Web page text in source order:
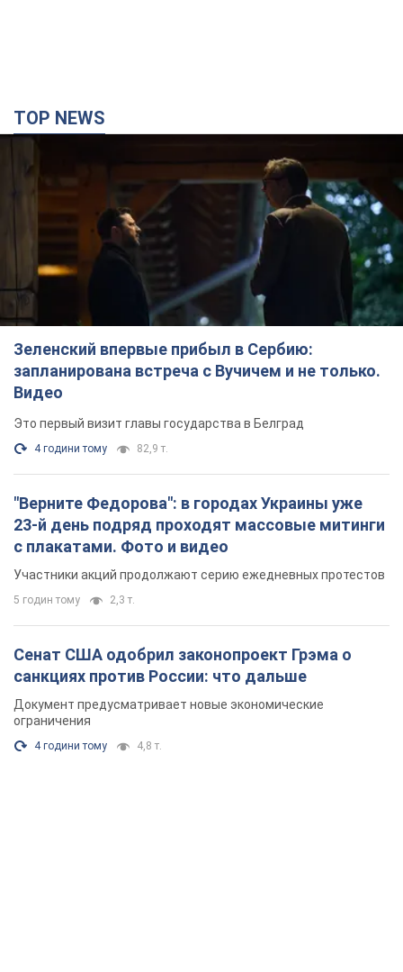
TOP NEWS
Зеленский впервые прибыл в Сербию:
запланирована встреча с Вучичем и не только.
Видео
Это первый визит главы государства в Белград
4 години тому 82,9 т.
"Верните Федорова": в городах Украины уже
23-й день подряд проходят массовые митинги
с плакатами. Фото и видео
Участники акций продолжают серию ежедневных протестов
5 годин тому 2,3 т.
Сенат США одобрил законопроект Грэма о
санкциях против России: что дальше
Документ предусматривает новые экономические
ограничения
4 години тому 4,8 т.